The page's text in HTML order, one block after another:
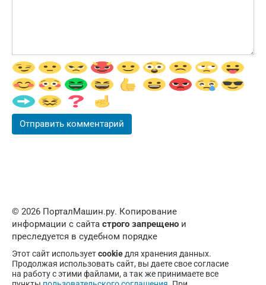
© 2026 ПорталМашин.ру. Копирование
информации с сайта строго запрещено и
преследуется в судебном порядке
Этот сайт используетcookieдля хранения данных.
Продолжая использовать сайт, вы даете свое согласие
на работу с этими файлами, а так же принимаете все